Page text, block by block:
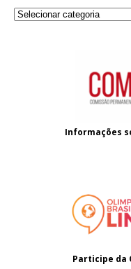
Informações
Participe da